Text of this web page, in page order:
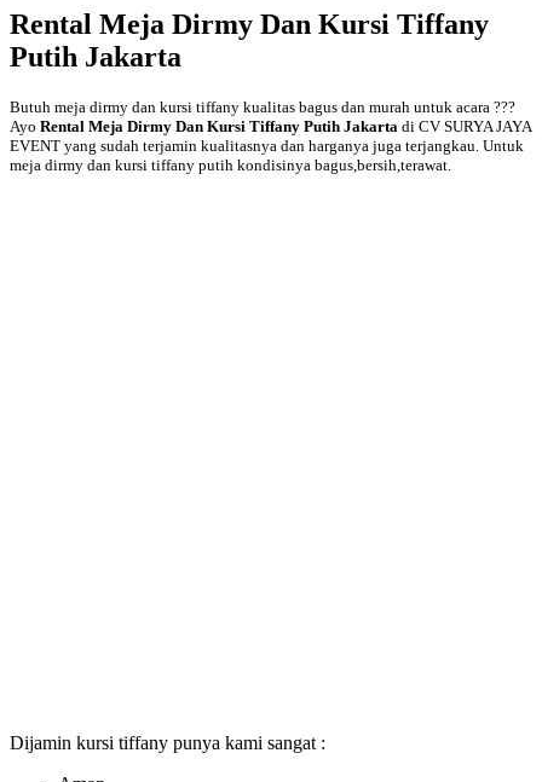
Rental Meja Dirmy Dan Kursi Tiffany
Putih Jakarta
Butuh meja dirmy dan kursi tiffany kualitas bagus dan murah untuk acara ???
Ayo Rental Meja Dirmy Dan Kursi Tiffany Putih Jakarta di CV SURYA JAYA
EVENT yang sudah terjamin kualitasnya dan harganya juga terjangkau. Untuk
meja dirmy dan kursi tiffany putih kondisinya bagus,bersih,terawat.
Dijamin kursi tiffany punya kami sangat :